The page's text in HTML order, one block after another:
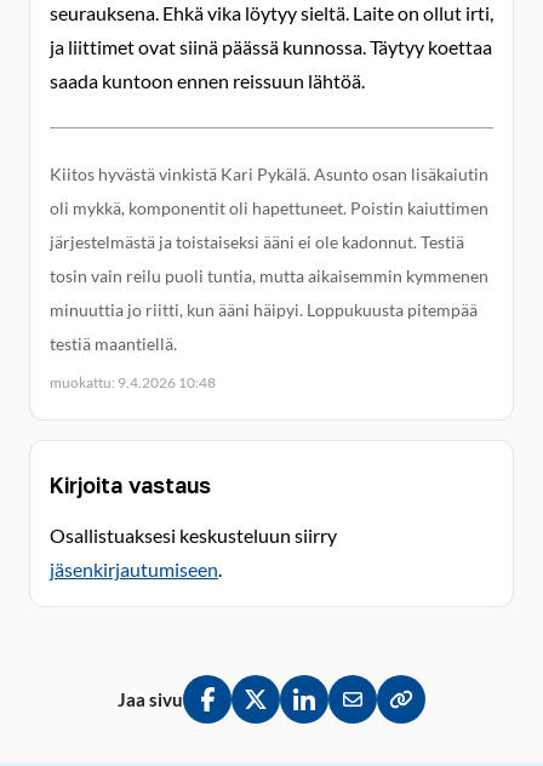
seurauksena. Ehkä vika löytyy sieltä. Laite on ollut irti,
ja liittimet ovat siinä päässä kunnossa. Täytyy koettaa
saada kuntoon ennen reissuun lähtöä.
Kiitos hyvästä vinkistä Kari Pykälä. Asunto osan lisäkaiutin
oli mykkä, komponentit oli hapettuneet. Poistin kaiuttimen
järjestelmästä ja toistaiseksi ääni ei ole kadonnut. Testiä
tosin vain reilu puoli tuntia, mutta aikaisemmin kymmenen
minuuttia jo riitti, kun ääni häipyi. Loppukuusta pitempää
testiä maantiellä.
muokattu: 9.4.2026 10:48
Kirjoita vastaus
Osallistuaksesi keskusteluun siirry
jäsenkirjautumiseen.
Jaa sivu
Jaa Facebookissa
Jaa Twitterissä
Jaa LinkedInissä
Jaa sähköpostitse
Kopioi linkki